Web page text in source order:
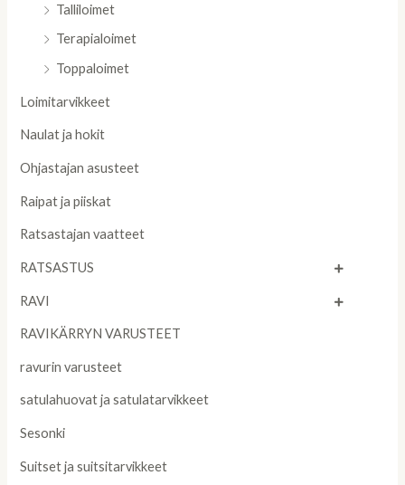
Talliloimet
Terapialoimet
Toppaloimet
Loimitarvikkeet
Naulat ja hokit
Ohjastajan asusteet
Raipat ja piiskat
Ratsastajan vaatteet
RATSASTUS
RAVI
RAVIKÄRRYN VARUSTEET
ravurin varusteet
satulahuovat ja satulatarvikkeet
Sesonki
Suitset ja suitsitarvikkeet